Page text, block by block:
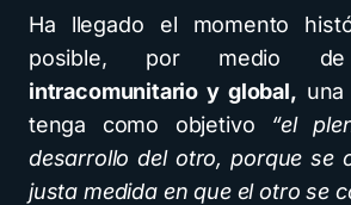
Ha llegado el momento
posible, por medio
intracomunitario y global,
tenga como objetivo “el
desarrollo del otro, porque se
justa medida en que el otro se